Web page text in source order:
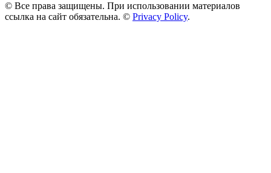
© Все права защищены. При использовании материалов
ссылка на сайт обязательна. © Privacy Policy.